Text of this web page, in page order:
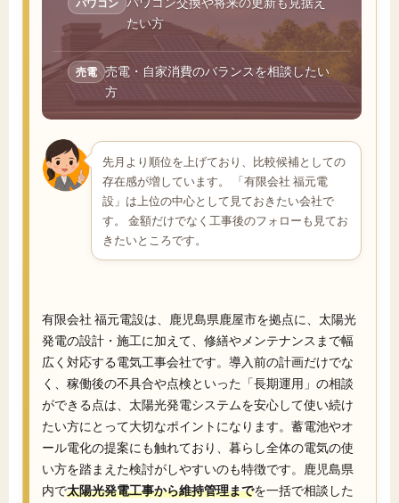
パワコン
たい方
売電 売電・自家消費のバランスを相談したい
方
先月より順位を上げており、比較候補としての
存在感が増しています。 「有限会社 福元電
設」は上位の中心として見ておきたい会社で
す。 金額だけでなく工事後のフォローも見てお
きたいところです。
有限会社 福元電設は、鹿児島県鹿屋市を拠点に、太陽光
発電の設計・施工に加えて、修繕やメンテナンスまで幅
広く対応する電気工事会社です。導入前の計画だけでな
く、稼働後の不具合や点検といった「長期運用」の相談
ができる点は、太陽光発電システムを安心して使い続け
たい方にとって大切なポイントになります。蓄電池やオ
ール電化の提案にも触れており、暮らし全体の電気の使
い方を踏まえた検討がしやすいのも特徴です。鹿児島県
内で太陽光発電工事から維持管理までを一括で相談した